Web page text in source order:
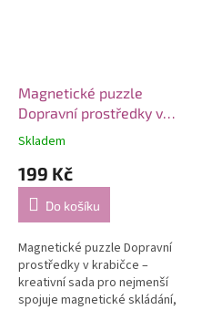
Magnetické puzzle
Dopravní prostředky v
krabičce – kreativní sada
Skladem
199 Kč
Do košíku
Magnetické puzzle Dopravní
prostředky v krabičce –
kreativní sada pro nejmenší
spojuje magnetické skládání,